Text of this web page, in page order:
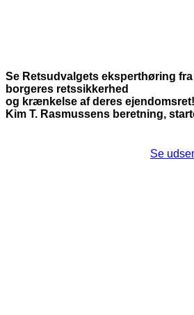
Se Retsudvalgets eksperthøring
borgeres retssikkerhed
og krænkelse af deres ejendomsret!
Kim T. Rasmussens beretning,
Se